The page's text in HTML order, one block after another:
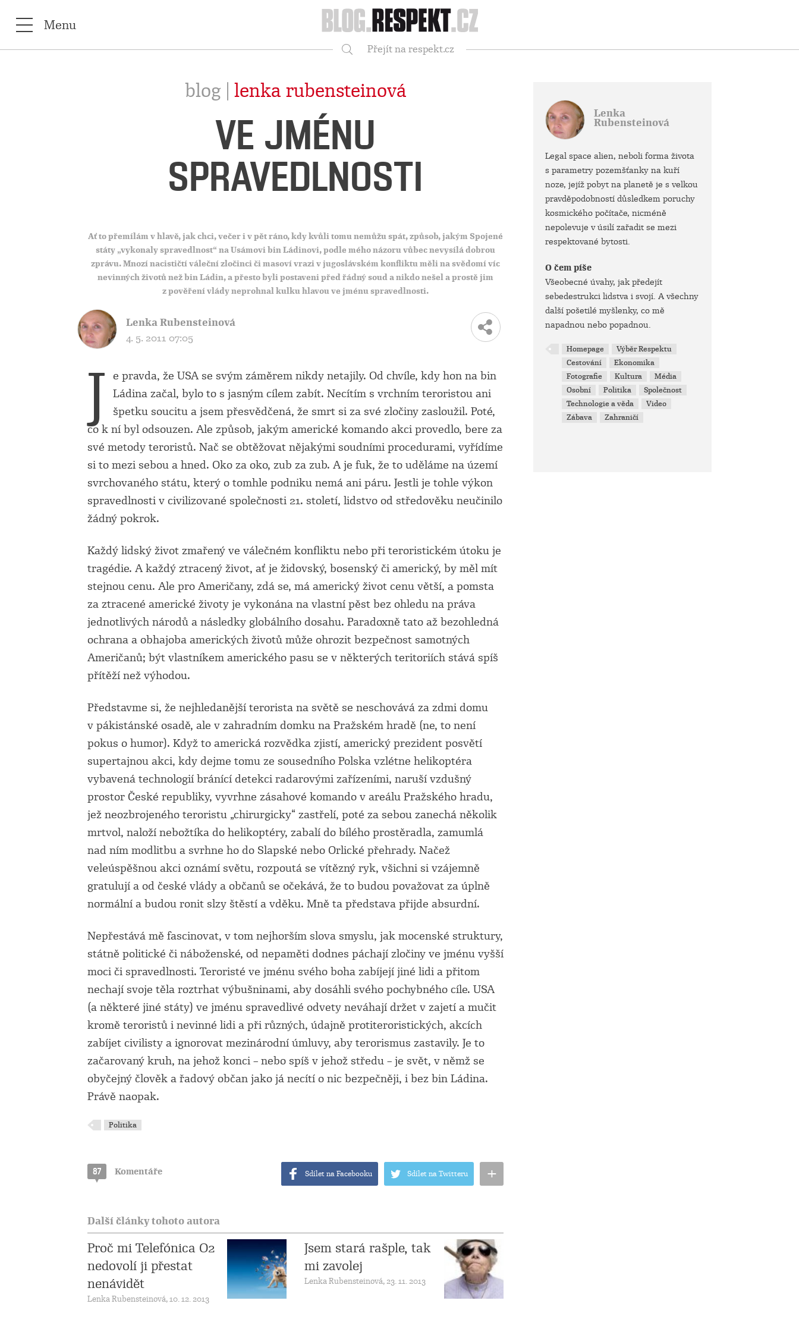
Respekt
Menu
Přejít na respekt.cz
blog | lenka rubensteinová
VE JMÉNU
SPRAVEDLNOSTI
Ať to přemílám v hlavě, jak chci, večer i v pět ráno, kdy kvůli tomu nemůžu spát, způsob, jakým Spojené
státy „vykonaly spravedlnost“ na Usámovi bin Ládinovi, podle mého názoru vůbec nevysílá dobrou
zprávu. Mnozí nacističtí váleční zločinci či masoví vrazi v jugoslávském konfliktu měli na svědomí víc
nevinných životů než bin Ládin, a přesto byli postaveni před řádný soud a nikdo nešel a prostě jim
z pověření vlády neprohnal kulku hlavou ve jménu spravedlnosti.
Lenka Rubensteinová
4. 5. 2011 07:05
J e pravda, že USA se svým záměrem nikdy netajily. Od chvíle, kdy hon na bin
Ládina začal, bylo to s jasným cílem zabít. Necítím s vrchním teroristou ani
špetku soucitu a jsem přesvědčená, že smrt si za své zločiny zasloužil. Poté,
co k ní byl odsouzen. Ale způsob, jakým americké komando akci provedlo, bere za
své metody teroristů. Nač se obtěžovat nějakými soudními procedurami, vyřídíme
si to mezi sebou a hned. Oko za oko, zub za zub. A je fuk, že to uděláme na území
svrchovaného státu, který o tomhle podniku nemá ani páru. Jestli je tohle výkon
spravedlnosti v civilizované společnosti 21. století, lidstvo od středověku neučinilo
žádný pokrok.
Každý lidský život zmařený ve válečném konfliktu nebo při teroristickém útoku je
tragédie. A každý ztracený život, ať je židovský, bosenský či americký, by měl mít
stejnou cenu. Ale pro Američany, zdá se, má americký život cenu větší, a pomsta
za ztracené americké životy je vykonána na vlastní pěst bez ohledu na práva
jednotlivých národů a následky globálního dosahu. Paradoxně tato až bezohledná
ochrana a obhajoba amerických životů může ohrozit bezpečnost samotných
Američanů; být vlastníkem amerického pasu se v některých teritoriích stává spíš
přítěží než výhodou.
Představme si, že nejhledanější terorista na světě se neschovává za zdmi domu
v pákistánské osadě, ale v zahradním domku na Pražském hradě (ne, to není
pokus o humor). Když to americká rozvědka zjistí, americký prezident posvětí
supertajnou akci, kdy dejme tomu ze sousedního Polska vzlétne helikoptéra
vybavená technologií bránící detekci radarovými zařízeními, naruší vzdušný
prostor České republiky, vyvrhne zásahové komando v areálu Pražského hradu,
jež neozbrojeného teroristu „chirurgicky“ zastřelí, poté za sebou zanechá několik
mrtvol, naloží nebožtíka do helikoptéry, zabalí do bílého prostěradla, zamumlá
nad ním modlitbu a svrhne ho do Slapské nebo Orlické přehrady. Načež
veleúspěšnou akci oznámí světu, rozpoutá se vítězný ryk, všichni si vzájemně
gratulují a od české vlády a občanů se očekává, že to budou považovat za úplně
normální a budou ronit slzy štěstí a vděku. Mně ta představa přijde absurdní.
Nepřestává mě fascinovat, v tom nejhorším slova smyslu, jak mocenské struktury,
státně politické či náboženské, od nepaměti dodnes páchají zločiny ve jménu vyšší
moci či spravedlnosti. Teroristé ve jménu svého boha zabíjejí jiné lidi a přitom
nechají svoje těla roztrhat výbušninami, aby dosáhli svého pochybného cíle. USA
(a některé jiné státy) ve jménu spravedlivé odvety neváhají držet v zajetí a mučit
kromě teroristů i nevinné lidi a při různých, údajně protiteroristických, akcích
zabíjet civilisty a ignorovat mezinárodní úmluvy, aby terorismus zastavily. Je to
začarovaný kruh, na jehož konci – nebo spíš v jehož středu – je svět, v němž se
obyčejný člověk a řadový občan jako já necítí o nic bezpečněji, i bez bin Ládina.
Právě naopak.
Politika
87 Komentáře +
Sdílet na Twitteru
Sdílet na Facebooku
Další články tohoto autora
Proč mi Telefónica O2
nedovolí ji přestat
nenávidět
Lenka Rubensteinová, 10. 12. 2013
Jsem stará rašple, tak
mi zavolej
Lenka Rubensteinová, 23. 11. 2013
Lenka
Rubensteinová
Legal space alien, neboli forma života
s parametry pozemšťanky na kuří
noze, jejíž pobyt na planetě je s velkou
pravděpodobností důsledkem poruchy
kosmického počítače, nicméně
nepolevuje v úsilí zařadit se mezi
respektované bytosti.
O čem píše
Všeobecné úvahy, jak předejít
sebedestrukci lidstva i svojí. A všechny
další pošetilé myšlenky, co mě
napadnou nebo popadnou.
Homepage
Výběr Respektu
Cestování
Ekonomika
Fotografie
Kultura
Média
Osobní
Politika
Společnost
Technologie a věda
Video
Zábava
Zahraničí